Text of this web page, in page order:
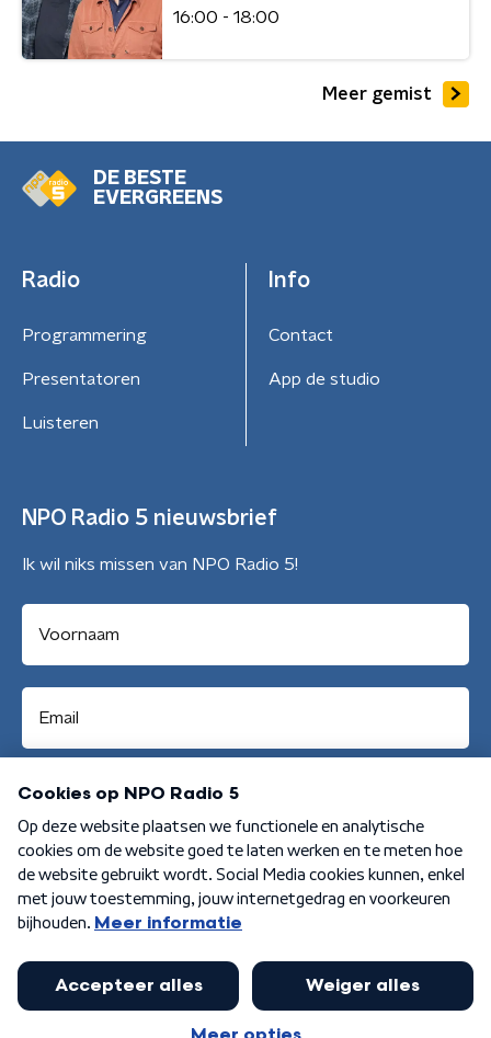
16:00 - 18:00
Meer gemist
DE BESTE
EVERGREENS
Radio
Programmering
Presentatoren
Luisteren
Info
Contact
App de studio
NPO Radio 5 nieuwsbrief
Ik wil niks missen van NPO Radio 5!
Aanmelden
Algemene voorwaarden